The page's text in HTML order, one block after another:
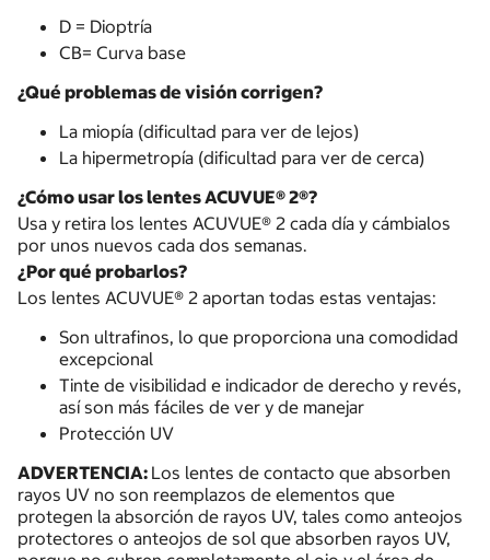
D = Dioptría
CB= Curva base
¿Qué problemas de visión corrigen?
La miopía (dificultad para ver de lejos)
La hipermetropía (dificultad para ver de cerca)
¿Cómo usar los lentes ACUVUE® 2®?
Usa y retira los lentes ACUVUE® 2 cada día y cámbialos
por unos nuevos cada dos semanas.
¿Por qué probarlos?
Los lentes ACUVUE® 2 aportan todas estas ventajas:
Son ultrafinos, lo que proporciona una comodidad
excepcional
Tinte de visibilidad e indicador de derecho y revés,
así son más fáciles de ver y de manejar
Protección UV
ADVERTENCIA: Los lentes de contacto que absorben
rayos UV no son reemplazos de elementos que
protegen la absorción de rayos UV, tales como anteojos
protectores o anteojos de sol que absorben rayos UV,